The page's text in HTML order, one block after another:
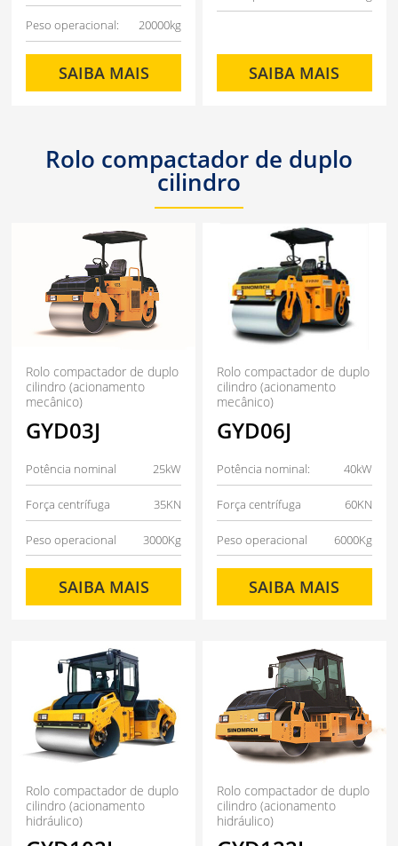
Peso operacional: 20000kg
SAIBA MAIS SAIBA MAIS
Rolo compactador de duplo
cilindro
Rolo compactador de duplo
cilindro (acionamento
mecânico)
GYD03J
Potência nominal 25kW
Força centrífuga 35KN
Peso operacional 3000Kg
SAIBA MAIS
Rolo compactador de duplo
cilindro (acionamento
mecânico)
GYD06J
Potência nominal: 40kW
Força centrífuga 60KN
Peso operacional 6000Kg
SAIBA MAIS
Rolo compactador de duplo
cilindro (acionamento
hidráulico)
Rolo compactador de duplo
cilindro (acionamento
hidráulico)